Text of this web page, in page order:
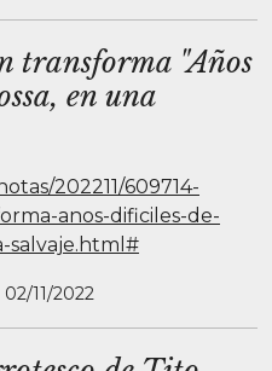
transforma "Años
en una
202211/609714-
anos-dificiles-de-
salvaje.html#
11/2022